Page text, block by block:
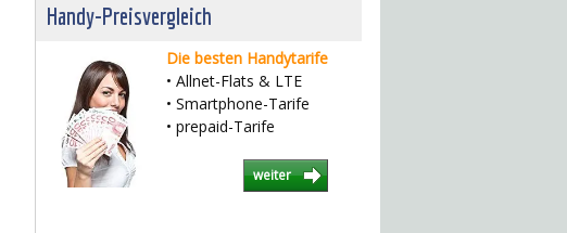
Handy-Preisvergleich
Die besten Handytarife
• Allnet-Flats & LTE
• Smartphone-Tarife
• prepaid-Tarife
weiter